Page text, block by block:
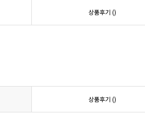
상품후기 ()
상품후기 ()